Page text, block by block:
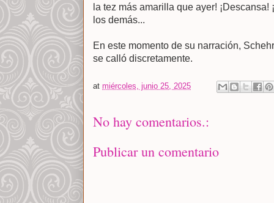
la tez más amarilla que ayer! ¡Descansa!
los demás...
En este momento de su narración,
se calló discretamente.
at miércoles, junio 25, 2025
No hay comentarios.:
Publicar un comentario